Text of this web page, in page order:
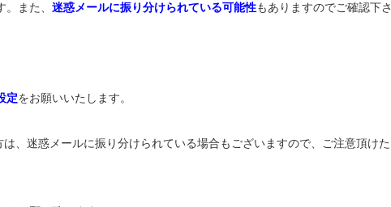
また、 迷惑メールに振り分けられている可能性もありますのでご確認下さ
定をお願いいたします。
、迷惑メールに振り分けられている場合もございますので、ご注意頂けた